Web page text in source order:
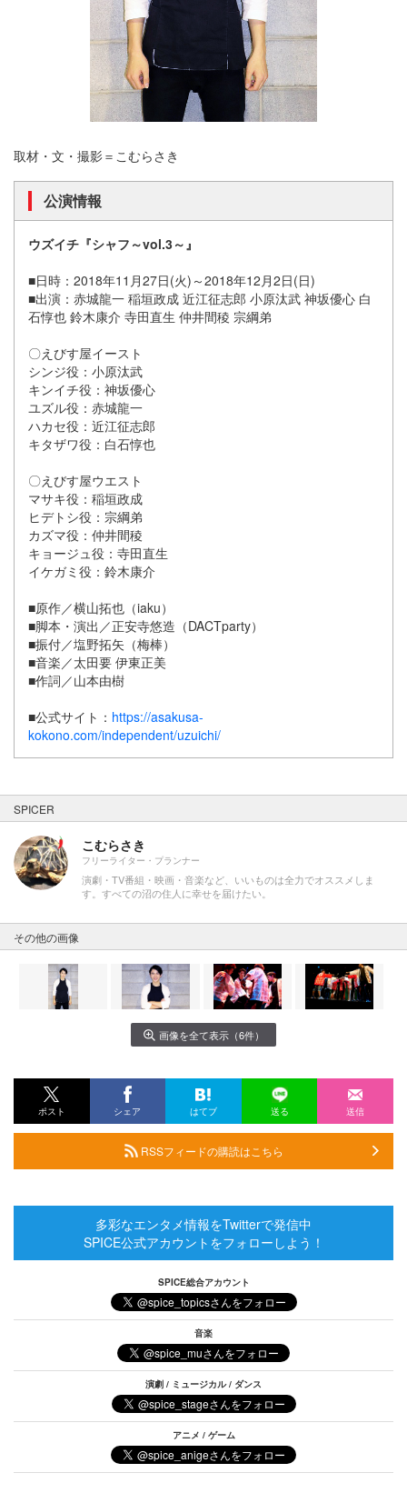
取材・文・撮影＝こむらさき
公演情報
ウズイチ『シャフ～vol.3～』
■日時：2018年11月27日(火)～2018年12月2日(日)
■出演：赤城龍一 稲垣政成 近江征志郎 小原汰武 神坂優心 白
石惇也 鈴木康介 寺田直生 仲井間稜 宗綱弟
〇えびす屋イースト
シンジ役：小原汰武
キンイチ役：神坂優心
ユズル役：赤城龍一
ハカセ役：近江征志郎
キタザワ役：白石惇也
〇えびす屋ウエスト
マサキ役：稲垣政成
ヒデトシ役：宗綱弟
カズマ役：仲井間稜
キョージュ役：寺田直生
イケガミ役：鈴木康介
■原作／横山拓也（iaku）
■脚本・演出／正安寺悠造（DACTparty）
■振付／塩野拓矢（梅棒）
■音楽／太田要 伊東正美
■作詞／山本由樹
■公式サイト： https://asakusa-
kokono.com/independent/uzuichi/
SPICER
こむらさき
フリーライター・プランナー
演劇・TV番組・映画・音楽など、いいものは全力でオススメしま
す。すべての沼の住人に幸せを届けたい。
その他の画像
画像を全て表示（6件）
ポスト シェア はてブ 送る 送信
RSSフィードの購読はこちら
多彩なエンタメ情報をTwitterで発信中
SPICE公式アカウントをフォローしよう！
SPICE総合アカウント
音楽
演劇 / ミュージカル / ダンス
アニメ / ゲーム